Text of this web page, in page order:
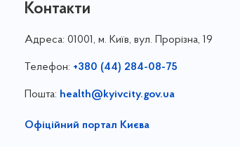
Контакти
Адреса: 01001, м. Київ, вул. Прорізна, 19
Телефон: +380 (44) 284-08-75
Пошта: health@kyivcity.gov.ua
Офіційний портал Києва